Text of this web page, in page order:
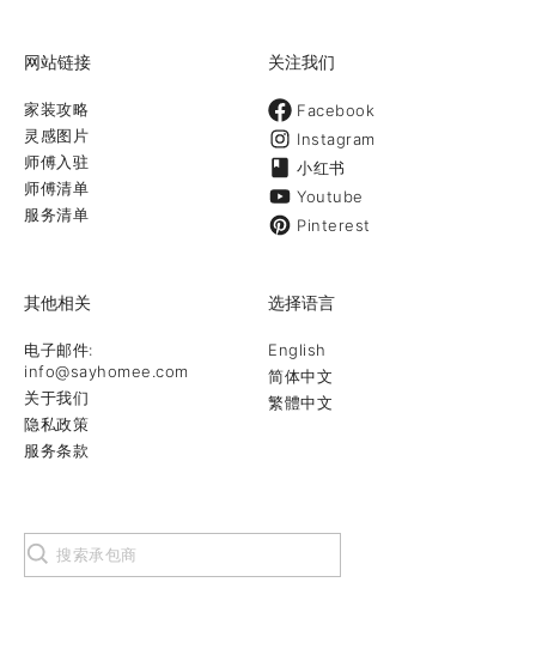
网站链接
家装攻略
灵感图片
师傅入驻
师傅清单
服务清单
关注我们
Facebook
Instagram
小红书
Youtube
Pinterest
其他相关
电子邮件:
info@sayhomee.com
关于我们
隐私政策
服务条款
选择语言
English
简体中文
繁體中文